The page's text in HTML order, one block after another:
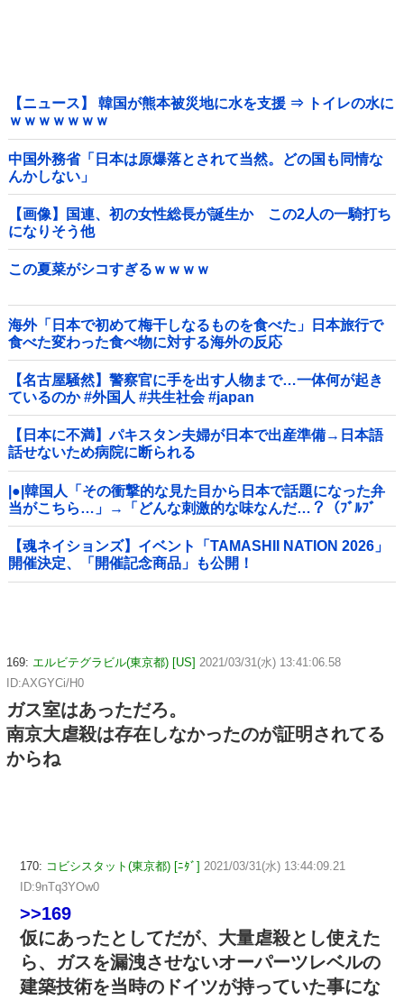
【ニュース】 韓国が熊本被災地に水を支援 ⇒ トイレの水に
ｗｗｗｗｗｗｗ
中国外務省「日本は原爆落とされて当然。どの国も同情な
んかしない」
【画像】国連、初の女性総長が誕生か この2人の一騎打ち
になりそう他
この夏菜がシコすぎるｗｗｗｗ
海外「日本で初めて梅干しなるものを食べた」日本旅行で
食べた変わった食べ物に対する海外の反応
【名古屋騒然】警察官に手を出す人物まで…一体何が起き
ているのか #外国人 #共生社会 #japan
【日本に不満】パキスタン夫婦が日本で出産準備→日本語
話せないため病院に断られる
|●|韓国人「その衝撃的な見た目から日本で話題になった弁
当がこちら…」→「どんな刺激的な味なんだ…？（ﾌﾞﾙﾌﾞ
ﾙ」＝韓国の反応
【魂ネイションズ】イベント「TAMASHII NATION 2026」
開催決定、「開催記念商品」も公開！
169: エルビテグラビル(東京都) [US] 2021/03/31(水) 13:41:06.58
ID:AXGYCi/H0
ガス室はあっただろ。
南京大虐殺は存在しなかったのが証明されてる
からね
170: コビシスタット(東京都) [ﾆﾀﾞ] 2021/03/31(水) 13:44:09.21
ID:9nTq3YOw0
>>169
仮にあったとしてだが、大量虐殺とし使えた
ら、ガスを漏洩させないオーパーツレベルの
建築技術を当時のドイツが持っていた事にな